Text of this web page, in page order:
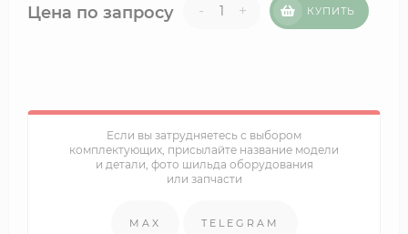
Цена по запросу - + КУПИТЬ
Если вы затрудняетесь с выбором
комплектующих, присылайте название модели
и детали, фото шильда оборудования
или запчасти
MAX TELEGRAM